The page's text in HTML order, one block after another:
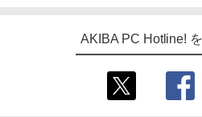
AKIBA PC Hotline!